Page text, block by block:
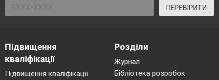
ПЕРЕВІРИТИ
Підвищення
кваліфікації
Підвищення кваліфікації
Розділи
Журнал
Бібліотека розробок